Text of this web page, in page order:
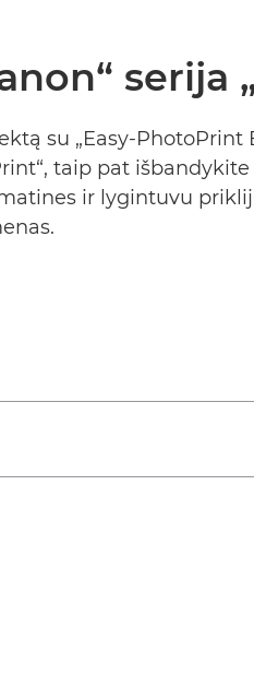
serija
su „Easy-PhotoPrint
taip pat
ir lygintuvu